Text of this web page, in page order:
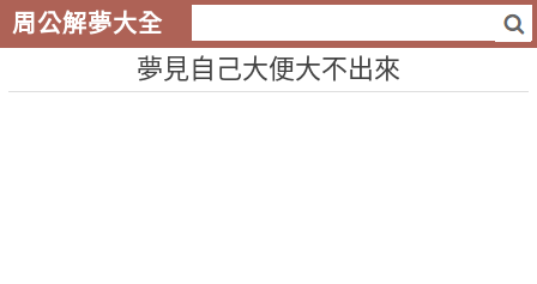
周公解夢大全
夢見自己大便大不出來